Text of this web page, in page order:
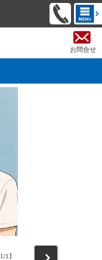
お問合せ
1/1】